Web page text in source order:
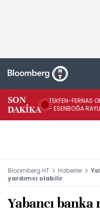
SON
DAKİKA
TEKFEN-FERNAS
- ESENBOĞA
Bloomberg HT Haberler
yardımcı olabilir
Yabancı